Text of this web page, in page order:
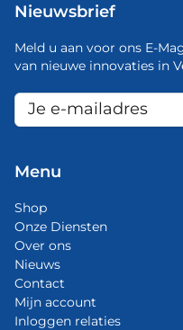
Nieuwsbrief
Meld u aan voor ons E-
van nieuwe innovaties in
Menu
Shop
Onze Diensten
Over ons
Nieuws
Contact
Mijn account
Inloggen relaties